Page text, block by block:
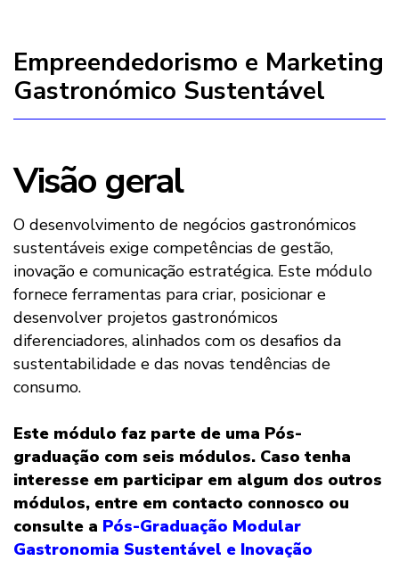
Empreendedorismo e Marketing
Gastronómico Sustentável
Visão geral
O desenvolvimento de negócios gastronómicos
sustentáveis exige competências de gestão,
inovação e comunicação estratégica. Este módulo
fornece ferramentas para criar, posicionar e
desenvolver projetos gastronómicos
diferenciadores, alinhados com os desafios da
sustentabilidade e das novas tendências de
consumo.
Este módulo faz parte de uma Pós-
graduação com seis módulos. Caso tenha
interesse em participar em algum dos outros
módulos, entre em contacto connosco ou
consulte a Pós-Graduação Modular
Gastronomia Sustentável e Inovação